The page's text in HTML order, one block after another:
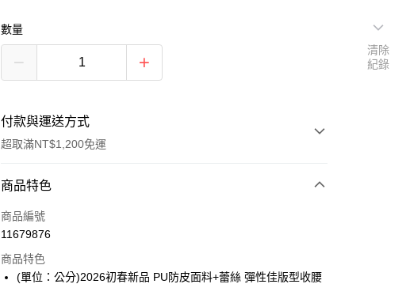
數量
付款與運送方式
超取滿NT$1,200免運
付款方式
信用卡一次付款
Apple Pay
商品特色
商品編號
11679876
商品特色
(單位：公分)2026初春新品 PU防皮面料+蕾絲 彈性佳版型收腰
清除
紀錄